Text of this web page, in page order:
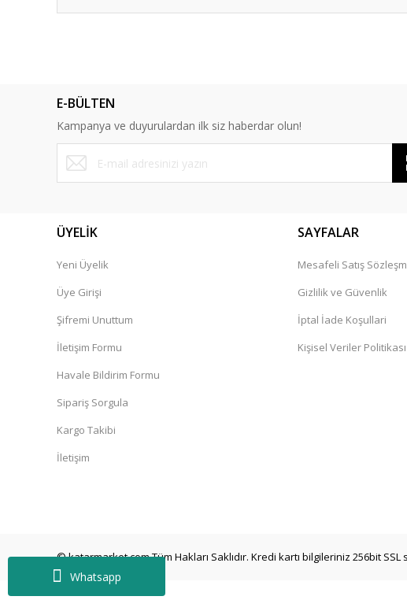
Whatsapp
Ürün bilgilerinde hatalar bulunuyor.
Ürün fiyatı diğer sitelerden daha pahalı.
Bu ürüne benzer farklı alternatifler olmalı.
E-BÜLTEN
Kampanya ve duyurulardan ilk siz haberdar olun!
ÜYELİK
Yeni Üyelik
Üye Girişi
Şifremi Unuttum
İletişim Formu
Havale Bildirim Formu
Sipariş Sorgula
Kargo Takibi
İletişim
SAYFALAR
Mesafeli Satış
Gizlilik ve Güvenlik
İptal İade Koşullari
Kişisel Veriler Politikası
© katarmarket.com Tüm Hakları Saklıdır. Kredi kartı bilgileriniz 256bit